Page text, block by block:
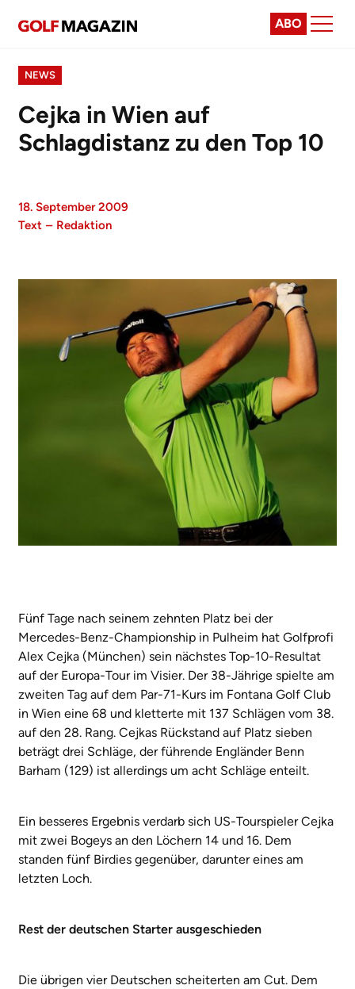
ABO
NEWS
Cejka in Wien auf
Schlagdistanz zu den Top 10
18. September 2009
Text – Redaktion
Fünf Tage nach seinem zehnten Platz bei der
Mercedes-Benz-Championship in Pulheim hat Golfprofi
Alex Cejka (München) sein nächstes Top-10-Resultat
auf der Europa-Tour im Visier. Der 38-Jährige spielte am
zweiten Tag auf dem Par-71-Kurs im Fontana Golf Club
in Wien eine 68 und kletterte mit 137 Schlägen vom 38.
auf den 28. Rang. Cejkas Rückstand auf Platz sieben
beträgt drei Schläge, der führende Engländer Benn
Barham (129) ist allerdings um acht Schläge enteilt.
Ein besseres Ergebnis verdarb sich US-Tourspieler Cejka
mit zwei Bogeys an den Löchern 14 und 16. Dem
standen fünf Birdies gegenüber, darunter eines am
letzten Loch.
Rest der deutschen Starter ausgeschieden
Die übrigen vier Deutschen scheiterten am Cut. Dem